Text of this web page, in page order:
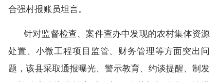
合强村报账员坦言。
针对监督检查、案件查办中发现的农村集体资源
处置、小微工程项目监管、财务管理等方面突出问
题，该县采取通报曝光、警示教育、约谈提醒、制发